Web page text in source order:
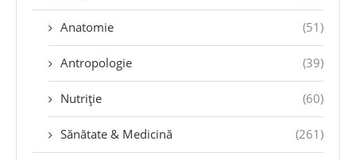
Anatomie (51)
Antropologie (39)
Nutriție (60)
Sănătate & Medicină (261)